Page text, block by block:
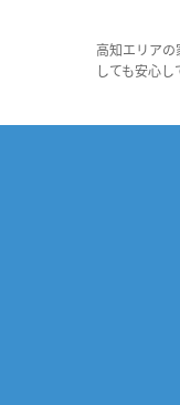
高知エリアの
しても安心